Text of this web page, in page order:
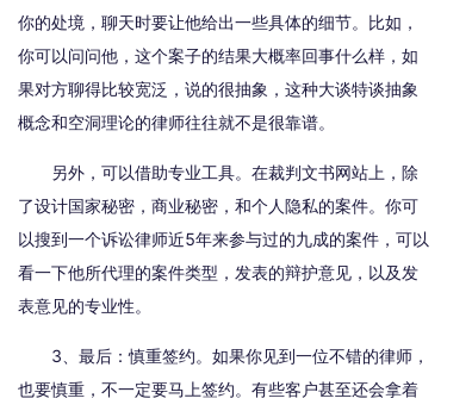
你的处境，聊天时要让他给出一些具体的细节。比如，
你可以问问他，这个案子的结果大概率回事什么样，如
果对方聊得比较宽泛，说的很抽象，这种大谈特谈抽象
概念和空洞理论的律师往往就不是很靠谱。
另外，可以借助专业工具。在裁判文书网站上，除
了设计国家秘密，商业秘密，和个人隐私的案件。你可
以搜到一个诉讼律师近5年来参与过的九成的案件，可以
看一下他所代理的案件类型，发表的辩护意见，以及发
表意见的专业性。
3、最后：慎重签约。如果你见到一位不错的律师，
也要慎重，不一定要马上签约。有些客户甚至还会拿着